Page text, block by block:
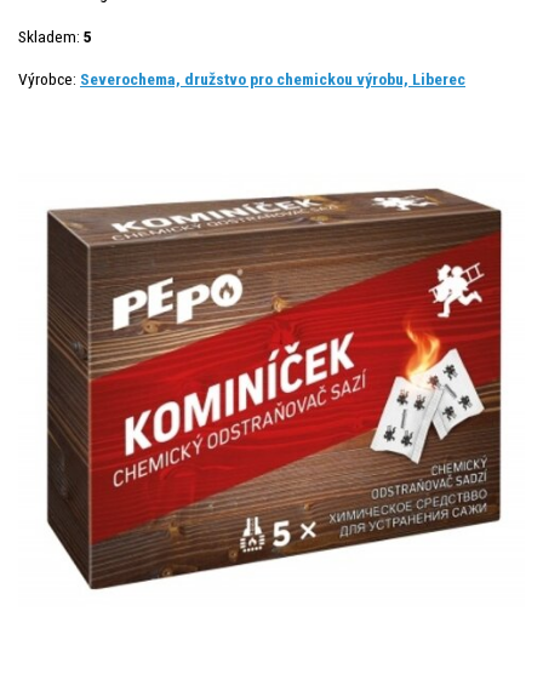
Skladem: 5
Výrobce: Severochema, družstvo pro chemickou výrobu, Liberec